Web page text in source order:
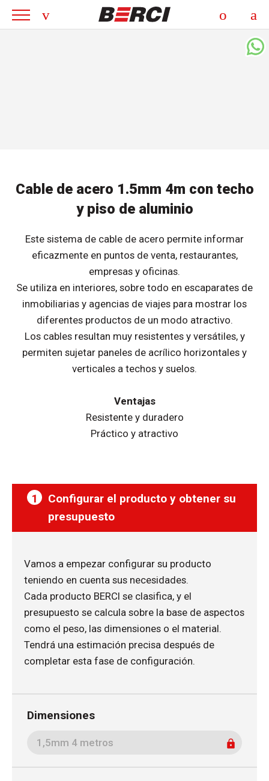
Cable de acero 1.5mm 4m con techo
y piso de aluminio
Este sistema de cable de acero permite informar
eficazmente en puntos de venta, restaurantes,
empresas y oficinas.
Se utiliza en interiores, sobre todo en escaparates de
inmobiliarias y agencias de viajes para mostrar los
diferentes productos de un modo atractivo.
Los cables resultan muy resistentes y versátiles, y
permiten sujetar paneles de acrílico horizontales y
verticales a techos y suelos.
Ventajas
Resistente y duradero
Práctico y atractivo
1
Configurar el producto y obtener su
presupuesto
Vamos a empezar configurar su producto
teniendo en cuenta sus necesidades.
Cada producto BERCI se clasifica, y el
presupuesto se calcula sobre la base de aspectos
como el peso, las dimensiones o el material.
Tendrá una estimación precisa después de
completar esta fase de configuración.
Dimensiones